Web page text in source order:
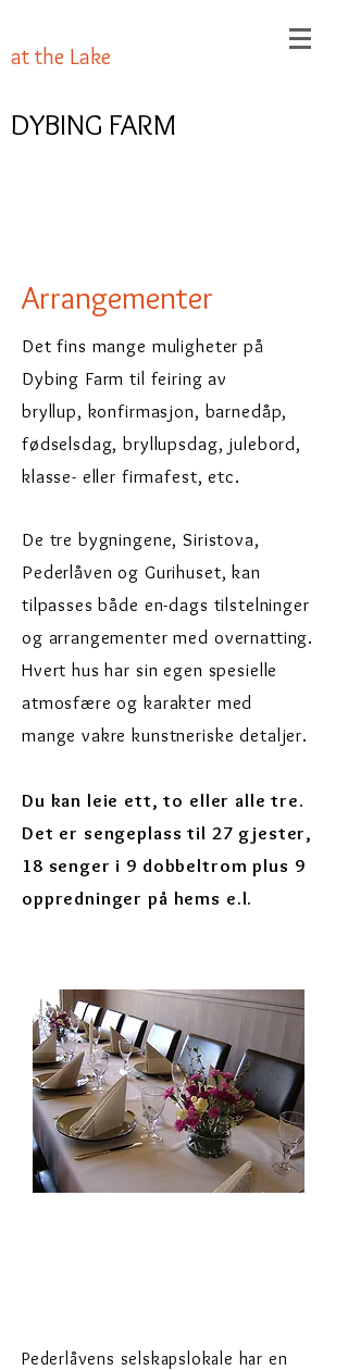
at the Lake
DYBING FARM
Arrangementer
Det fins mange muligheter på
Dybing Farm til feiring av
bryllup, konfirmasjon, barnedåp,
fødselsdag, bryllupsdag, julebord,
klasse- eller firmafest, etc.
De tre bygningene, Siristova,
Pederlåven og Gurihuset, kan
tilpasses både en-dags tilstelninger
og arrangementer med overnatting.
Hvert hus har sin egen spesielle
atmosfære og karakter med
mange vakre kunstneriske detaljer.
Du kan leie ett, to eller alle tre.
Det er sengeplass til 27 gjester,
18 senger i 9 dobbeltrom plus 9
oppredninger på hems e.l.
Pederlåvens selskapslokale har en